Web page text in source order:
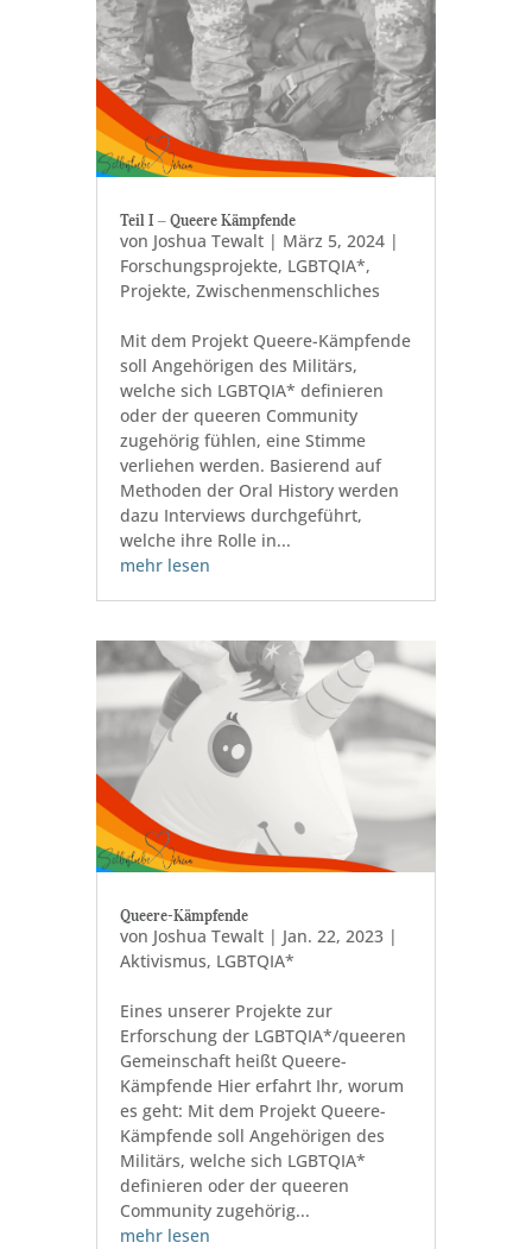
Teil I ‒ Queere Kämpfende
von Joshua Tewalt| März 5, 2024|
Forschungsprojekte, LGBTQIA*,
Projekte, Zwischenmenschliches
Mit dem Projekt Queere-Kämpfende
soll Angehörigen des Militärs,
welche sich LGBTQIA* definieren
oder der queeren Community
zugehörig fühlen, eine Stimme
verliehen werden. Basierend auf
Methoden der Oral History werden
dazu Interviews durchgeführt,
welche ihre Rolle in...
mehr lesen
Queere-Kämpfende
von Joshua Tewalt| Jan. 22, 2023|
Aktivismus, LGBTQIA*
Eines unserer Projekte zur
Erforschung der LGBTQIA*/queeren
Gemeinschaft heißt Queere-
Kämpfende Hier erfahrt Ihr, worum
es geht: Mit dem Projekt Queere-
Kämpfende soll Angehörigen des
Militärs, welche sich LGBTQIA*
definieren oder der queeren
Community zugehörig...
mehr lesen